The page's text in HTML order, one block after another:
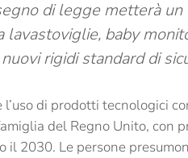
di legge metterà
lavastoviglie, baby
rigidi standard di
l’uso di prodotti tecnologici
del Regno Unito, con
il 2030. Le persone